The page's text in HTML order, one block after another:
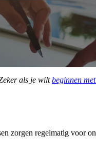
als je wiltbeginnen
zorgen regelmatig voor